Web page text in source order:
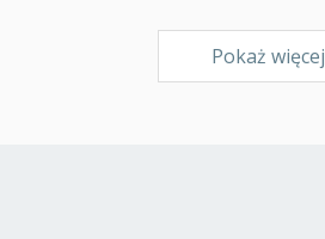
Pokaż więcej